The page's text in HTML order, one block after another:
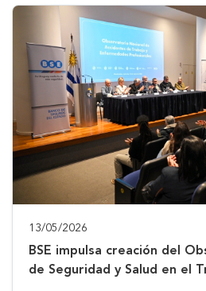
13/05/2026
BSE impulsa creación del
de Seguridad y Salud en el